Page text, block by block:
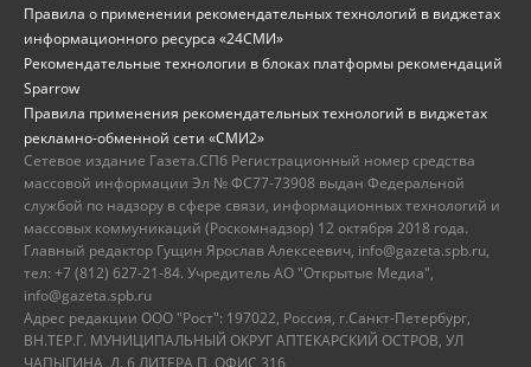
Правила о применении рекомендательных технологий в виджетах
информационного ресурса «24СМИ»
Рекомендательные технологии в блоках платформы рекомендаций
Sparrow
Правила применения рекомендательных технологий в виджетах
рекламно-обменной сети «СМИ2»
Сетевое издание Газета.СПб Регистрационный номер средства
массовой информации Эл № ФС77-73908 выдан Федеральной
службой по надзору в сфере связи, информационных технологий и
массовых коммуникаций (Роскомнадзор) 12 октября 2018 года.
Главный редактор Гущин Ярослав Алексеевич, info@gazeta.spb.ru,
тел: +7 (812) 627-21-84. Учредитель АО "Открытые Медиа",
info@gazeta.spb.ru
Адрес редакции ООО "Рост": 197022, Россия, г.Санкт-Петербург,
ВН.ТЕР.Г. МУНИЦИПАЛЬНЫЙ ОКРУГ АПТЕКАРСКИЙ ОСТРОВ, УЛ
ЧАПЫГИНА, Д. 6 ЛИТЕРА П, ОФИС 316